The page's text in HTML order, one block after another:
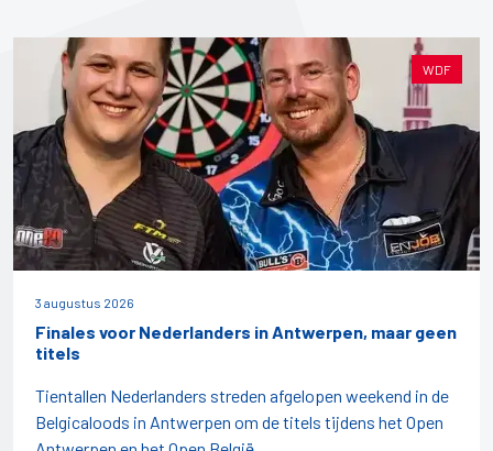
WDF
3 augustus 2026
Finales voor Nederlanders in Antwerpen, maar geen
titels
Tientallen Nederlanders streden afgelopen weekend in de
Belgicaloods in Antwerpen om de titels tijdens het Open